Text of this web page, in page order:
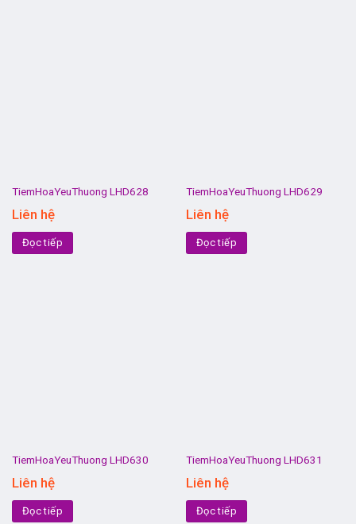
TiemHoaYeuThuong LHD628
Liên hệ
Đọc tiếp
TiemHoaYeuThuong LHD629
Liên hệ
Đọc tiếp
TiemHoaYeuThuong LHD630
Liên hệ
Đọc tiếp
TiemHoaYeuThuong LHD631
Liên hệ
Đọc tiếp